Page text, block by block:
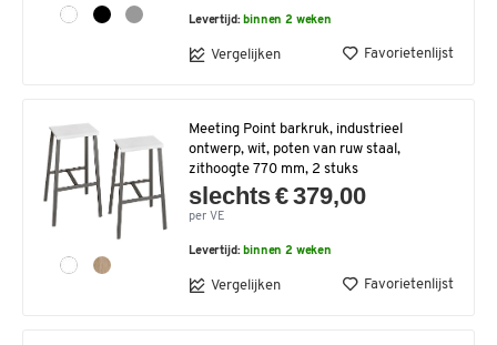
Levertijd: binnen 2 weken
Vergelijken Favorietenlijst
Meeting Point barkruk, industrieel
ontwerp, wit, poten van ruw staal,
zithoogte 770 mm, 2 stuks
slechts € 379,00
per VE
Levertijd: binnen 2 weken
Vergelijken Favorietenlijst